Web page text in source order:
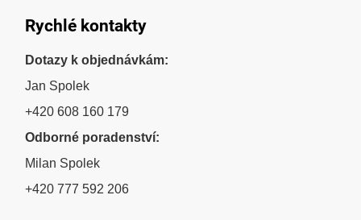
Rychlé kontakty
Dotazy k objednávkám:
Jan Spolek
+420 608 160 179
Odborné poradenství:
Milan Spolek
+420 777 592 206